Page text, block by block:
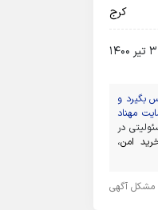
کرج
3 تیر 1400
بگیرد و
مهناد
در
امن،
مشکل آگهی